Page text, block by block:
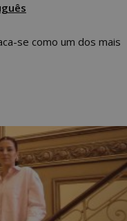
se como um dos mais